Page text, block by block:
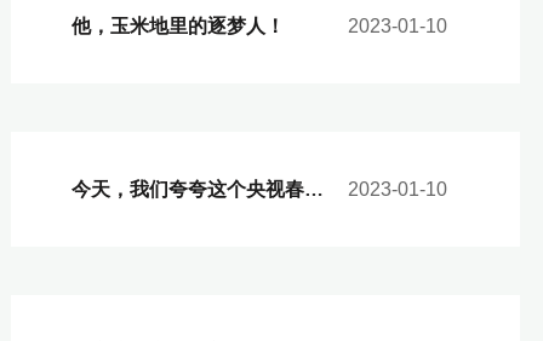
他，玉米地里的逐梦人！ 2023-01-10
今天，我们夸夸这个央视春晚上的“山农小伙” 2023-01-10